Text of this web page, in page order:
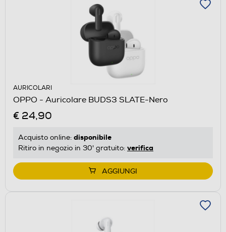
AURICOLARI
OPPO - Auricolare BUDS3 SLATE-Nero
€ 24,90
Acquisto online: disponibile
Ritiro in negozio in 30' gratuito: verifica
AGGIUNGI